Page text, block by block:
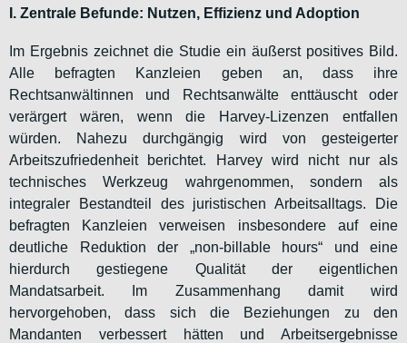
I. Zentrale Befunde: Nutzen, Effizienz und Adoption
Im Ergebnis zeichnet die Studie ein äußerst positives Bild.
Alle befragten Kanzleien geben an, dass ihre
Rechtsanwältinnen und Rechtsanwälte enttäuscht oder
verärgert wären, wenn die Harvey-Lizenzen entfallen
würden. Nahezu durchgängig wird von gesteigerter
Arbeitszufriedenheit berichtet. Harvey wird nicht nur als
technisches Werkzeug wahrgenommen, sondern als
integraler Bestandteil des juristischen Arbeitsalltags. Die
befragten Kanzleien verweisen insbesondere auf eine
deutliche Reduktion der „non-billable hours“ und eine
hierdurch gestiegene Qualität der eigentlichen
Mandatsarbeit. Im Zusammenhang damit wird
hervorgehoben, dass sich die Beziehungen zu den
Mandanten verbessert hätten und Arbeitsergebnisse